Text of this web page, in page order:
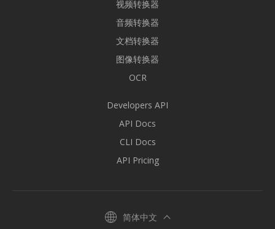
视频转换器
音频转换器
文档转换器
图像转换器
OCR
Developers API
API Docs
CLI Docs
API Pricing
简体中文